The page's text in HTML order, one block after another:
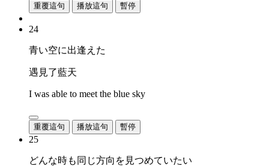
重覆這句 播放這句 暫停
24
青い空に出逢えた
遇見了藍天
I was able to meet the blue sky
重覆這句 播放這句 暫停
25
どんな時も同じ方向を見つめていたい